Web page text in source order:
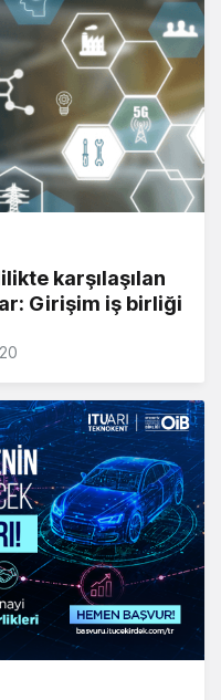
karşılaşılan
Girişim iş birliği